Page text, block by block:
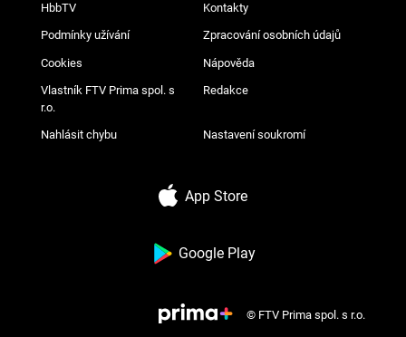
HbbTV Kontakty
Podmínky užívání Zpracování osobních údajů
Cookies Nápověda
Vlastník FTV Prima spol. s
r.o.
Redakce
Nahlásit chybu Nastavení soukromí
App Store
Google Play
© FTV Prima spol. s r.o.